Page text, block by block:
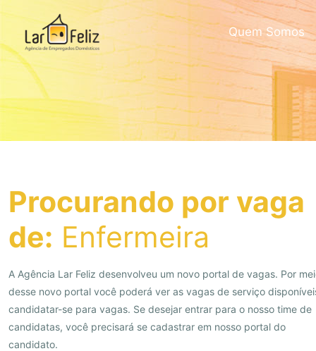
Quem Somos
Procurando por vaga
de: Enfermeira
A Agência Lar Feliz desenvolveu um novo portal de vagas. Por
desse novo portal você poderá ver as vagas de serviço
candidatar-se para vagas. Se desejar entrar para o nosso time de
candidatas, você precisará se cadastrar em nosso portal do
candidato.